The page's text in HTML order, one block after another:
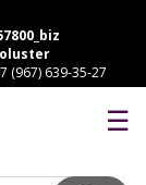
(967) 639-35-27
☰